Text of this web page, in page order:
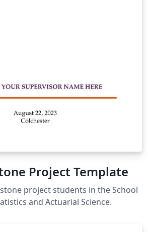
Project Template
project students in the School
and Actuarial Science.